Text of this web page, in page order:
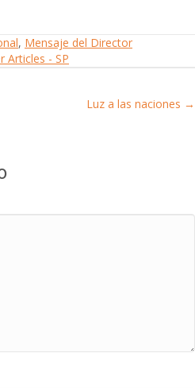
, Mensaje del Director
Articles - SP
Luz a las naciones →